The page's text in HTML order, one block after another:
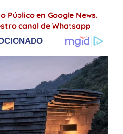
Público en Google News.
canal de Whatsapp